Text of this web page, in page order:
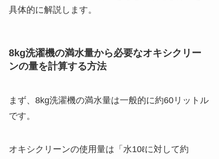
具体的に解説します。
8kg洗濯機の満水量から必要なオキシクリー
ンの量を計算する方法
まず、8kg洗濯機の満水量は一般的に約60リットル
です。
オキシクリーンの使用量は「水10ℓに対して約